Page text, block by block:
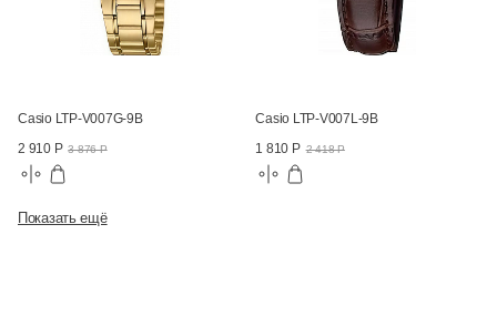
Casio LTP-V007G-9B
2 910 Р 3 876 Р
Casio LTP-V007L-9B
1 810 Р 2 418 Р
Показать ещё